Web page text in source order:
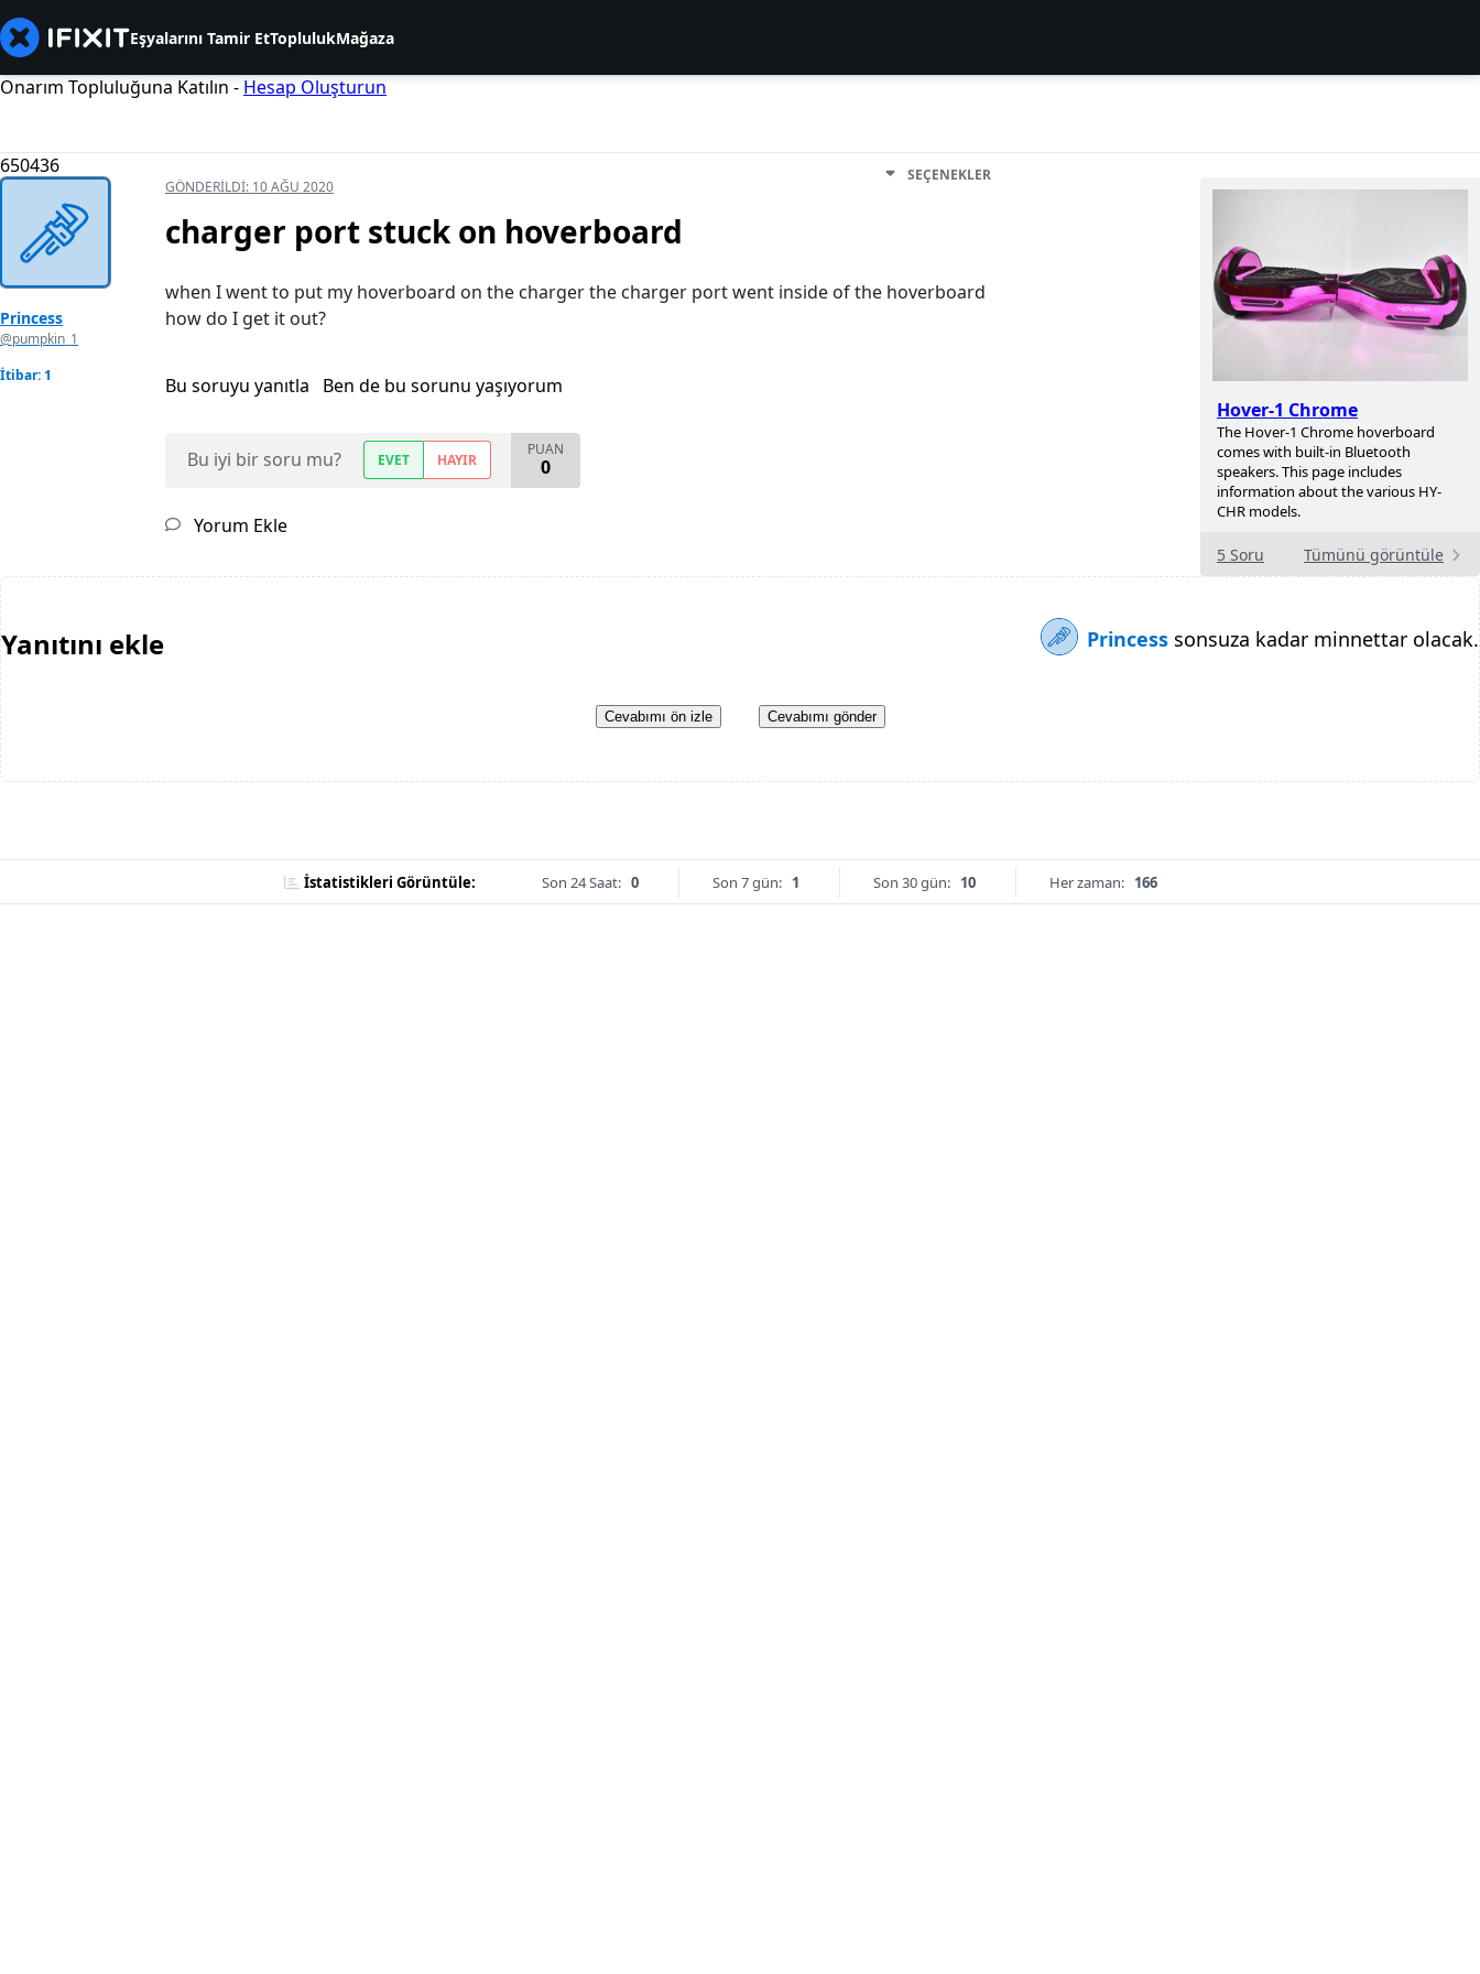
Eşyalarını Tamir EtToplulukMağaza
Onarım Topluluğuna Katılın - Hesap Oluşturun
650436
Hover-1 Chrome
The Hover-1 Chrome hoverboard
comes with built-in Bluetooth
speakers. This page includes
information about the various HY-
CHR models.
5 Soru Tümünü görüntüle
Princess
@pumpkin_1
İtibar: 1
GÖNDERILDI: 10 AĞU 2020
SEÇENEKLER
charger port stuck on hoverboard
when I went to put my hoverboard on the charger the charger port went inside of the hoverboard
how do I get it out?
Bu soruyu yanıtla Ben de bu sorunu yaşıyorum
Bu iyi bir soru mu? EVET HAYIR
PUAN
0
Yorum Ekle
Yanıtını ekle Princess sonsuza kadar minnettar olacak.
Cevabımı ön izle Cevabımı gönder
İstatistikleri Görüntüle: Son 24 Saat: 0 Son 7 gün: 1 Son 30 gün: 10 Her zaman: 166